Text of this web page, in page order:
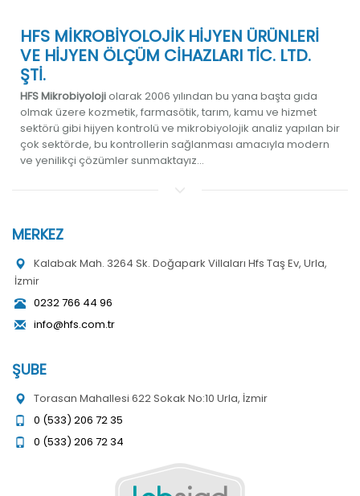
HFS MİKROBİYOLOJİK HİJYEN ÜRÜNLERİ
VE HİJYEN ÖLÇÜM CİHAZLARI TİC. LTD.
ŞTİ.
HFS Mikrobiyolojiolarak 2006 yılından bu yana başta gıda
olmak üzere kozmetik, farmasötik, tarım, kamu ve hizmet
sektörü gibi hijyen kontrolü ve mikrobiyolojik analiz yapılan bir
çok sektörde, bu kontrollerin sağlanması amacıyla modern
ve yenilikçi çözümler sunmaktayız...
MERKEZ
Kalabak Mah. 3264 Sk. Doğapark Villaları Hfs Taş Ev, Urla,
İzmir
0232 766 44 96
info@hfs.com.tr
ŞUBE
Torasan Mahallesi 622 Sokak No:10 Urla, İzmir
0 (533) 206 72 35
0 (533) 206 72 34